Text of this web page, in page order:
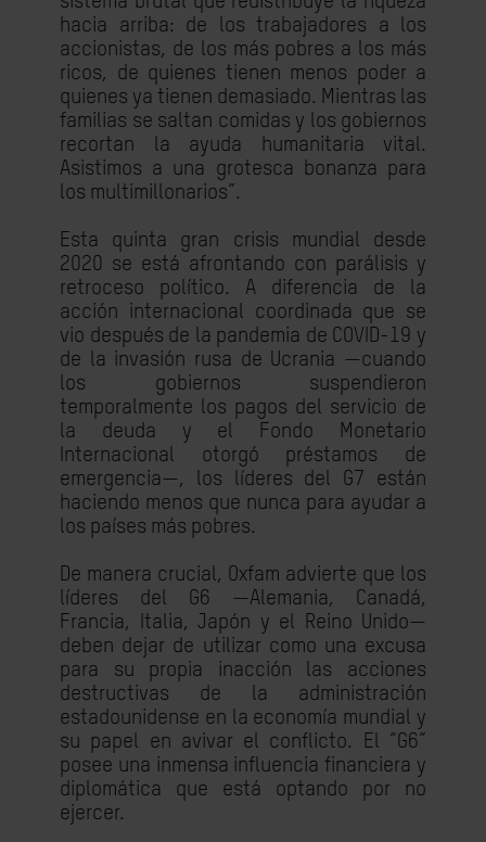
hacia arriba: de los trabajadores a los
accionistas, de los más pobres a los más
ricos, de quienes tienen menos poder a
quienes ya tienen demasiado. Mientras las
familias se saltan comidas y los gobiernos
recortan la ayuda humanitaria vital.
Asistimos a una grotesca bonanza para
los multimillonarios”.
Esta quinta gran crisis mundial desde
2020 se está afrontando con parálisis y
retroceso político. A diferencia de la
acción internacional coordinada que se
vio después de la pandemia de COVID-19 y
de la invasión rusa de Ucrania —cuando
los gobiernos suspendieron
temporalmente los pagos del servicio de
la deuda y el Fondo Monetario
Internacional otorgó préstamos de
emergencia—, los líderes del G7 están
haciendo menos que nunca para ayudar a
los países más pobres.
De manera crucial, Oxfam advierte que los
líderes del G6 —Alemania, Canadá,
Francia, Italia, Japón y el Reino Unido—
deben dejar de utilizar como una excusa
para su propia inacción las acciones
destructivas de la administración
estadounidense en la economía mundial y
su papel en avivar el conflicto. El “G6”
posee una inmensa influencia financiera y
diplomática que está optando por no
ejercer.